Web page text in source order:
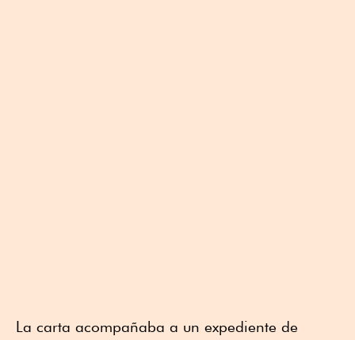
La carta acompañaba a un expediente de